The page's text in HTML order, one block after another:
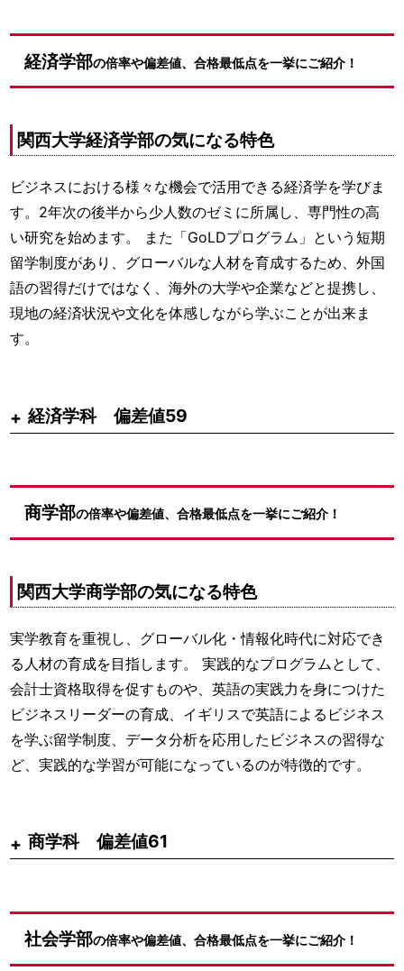
経済学部の倍率や偏差値、合格最低点を一挙にご紹介！
関西大学経済学部の気になる特色
ビジネスにおける様々な機会で活用できる経済学を学びま
す。2年次の後半から少人数のゼミに所属し、専門性の高
い研究を始めます。 また「GoLDプログラム」という短期
留学制度があり、グローバルな人材を育成するため、外国
語の習得だけではなく、海外の大学や企業などと提携し、
現地の経済状況や文化を体感しながら学ぶことが出来ま
す。
経済学科 偏差値59
商学部の倍率や偏差値、合格最低点を一挙にご紹介！
関西大学商学部の気になる特色
実学教育を重視し、グローバル化・情報化時代に対応でき
る人材の育成を目指します。 実践的なプログラムとして、
会計士資格取得を促すものや、英語の実践力を身につけた
ビジネスリーダーの育成、イギリスで英語によるビジネス
を学ぶ留学制度、データ分析を応用したビジネスの習得な
ど、実践的な学習が可能になっているのが特徴的です。
商学科 偏差値61
社会学部の倍率や偏差値、合格最低点を一挙にご紹介！